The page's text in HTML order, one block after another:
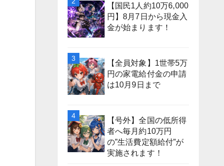
【国民1人約10万6,000
円】8月7日から現金入
金が始まります！
【全員対象】1世帯5万
円の家電給付金の申請
は10月9日まで
【号外】全国の低所得
者へ毎月約10万円
の”生活費定額給付”が
実施されます！